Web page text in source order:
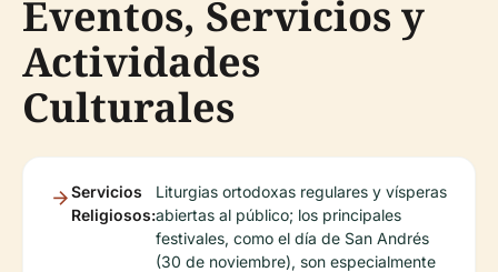
Eventos, Servicios y
Actividades
Culturales
Servicios
Religiosos:
Liturgias ortodoxas regulares y vísperas
abiertas al público; los principales
festivales, como el día de San Andrés
(30 de noviembre), son especialmente